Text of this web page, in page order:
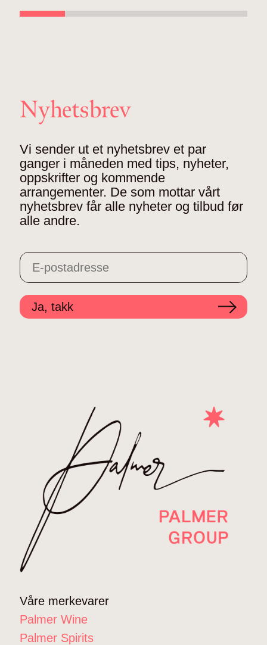
Nyhetsbrev
Vi sender ut et nyhetsbrev et par
ganger i måneden med tips, nyheter,
oppskrifter og kommende
arrangementer. De som mottar vårt
nyhetsbrev får alle nyheter og tilbud før
alle andre.
Ja, takk
Våre merkevarer
Palmer Wine
Palmer Spirits